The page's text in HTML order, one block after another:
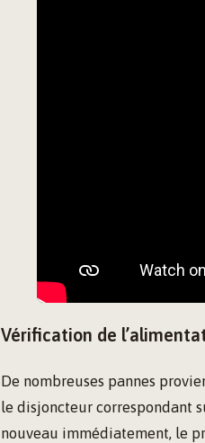
Vérification de
De nombreuses pannes
le disjoncteur correspondant
nouveau immédiatement, le